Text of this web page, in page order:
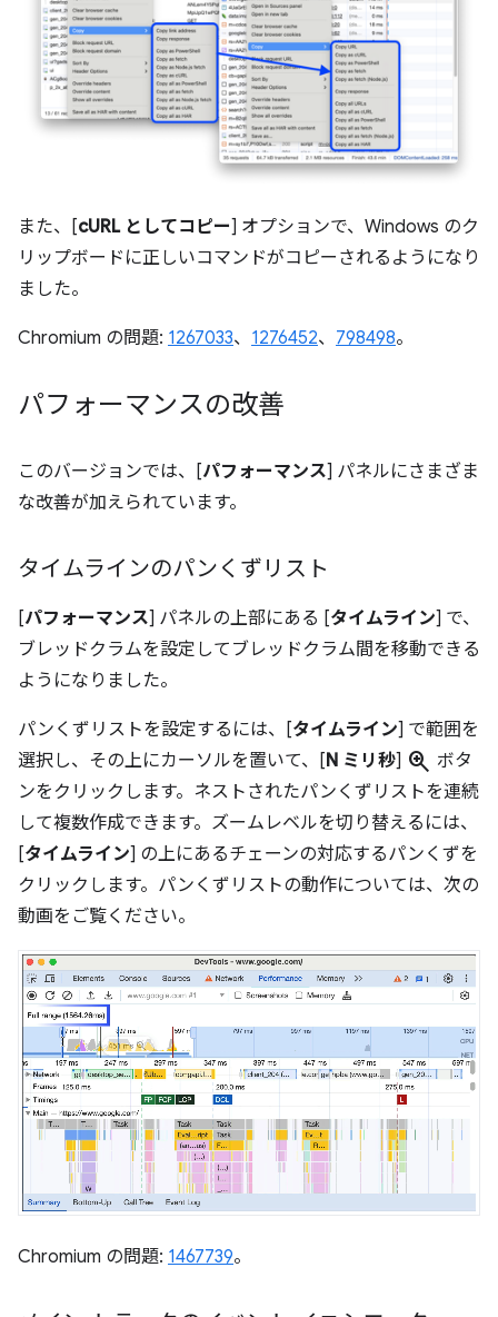
また、[cURL としてコピー] オプションで、Windows のク
リップボードに正しいコマンドがコピーされるようになり
ました。
Chromium の問題: 1267033、 1276452、 798498。
パフォーマンスの改善
このバージョンでは、[パフォーマンス] パネルにさまざま
な改善が加えられています。
タイムラインのパンくずリスト
[パフォーマンス] パネルの上部にある [タイムライン] で、
ブレッドクラムを設定してブレッドクラム間を移動できる
ようになりました。
パンくずリストを設定するには、[タイムライン] で範囲を
選択し、その上にカーソルを置いて、[N ミリ秒] zoom_in ボタ
ンをクリックします。ネストされたパンくずリストを連続
して複数作成できます。ズームレベルを切り替えるには、
[タイムライン] の上にあるチェーンの対応するパンくずを
クリックします。パンくずリストの動作については、次の
動画をご覧ください。
Chromium の問題: 1467739。